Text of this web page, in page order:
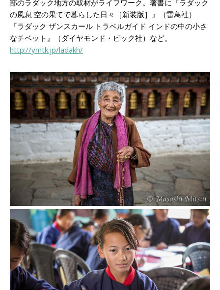
部のラダック地方の取材がライフワーク。著書に『ラダック
の風息 空の果てで暮らした日々［新装版］』（雷鳥社）
『ラダック ザンスカール トラベルガイド インドの中の小さ
なチベット』（ダイヤモンド・ビック社）など。
http://ymtk.jp/ladakh/